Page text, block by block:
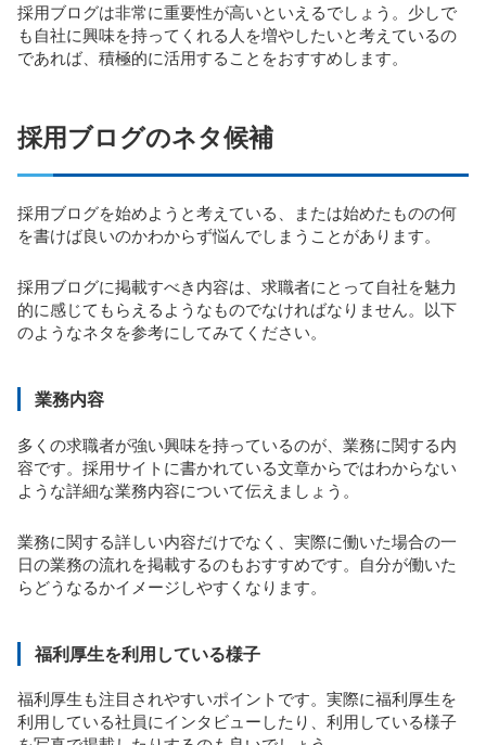
採用ブログは非常に重要性が高いといえるでしょう。少しで
も自社に興味を持ってくれる人を増やしたいと考えているの
であれば、積極的に活用することをおすすめします。
採用ブログのネタ候補
採用ブログを始めようと考えている、または始めたものの何
を書けば良いのかわからず悩んでしまうことがあります。
採用ブログに掲載すべき内容は、求職者にとって自社を魅力
的に感じてもらえるようなものでなければなりません。以下
のようなネタを参考にしてみてください。
業務内容
多くの求職者が強い興味を持っているのが、業務に関する内
容です。採用サイトに書かれている文章からではわからない
ような詳細な業務内容について伝えましょう。
業務に関する詳しい内容だけでなく、実際に働いた場合の一
日の業務の流れを掲載するのもおすすめです。自分が働いた
らどうなるかイメージしやすくなります。
福利厚生を利用している様子
福利厚生も注目されやすいポイントです。実際に福利厚生を
利用している社員にインタビューしたり、利用している様子